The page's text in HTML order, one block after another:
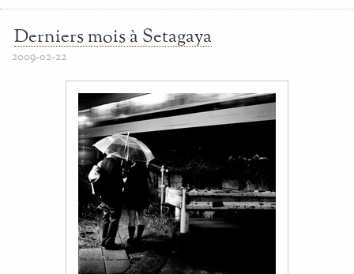
Derniers mois à Setagaya
2009-02-22